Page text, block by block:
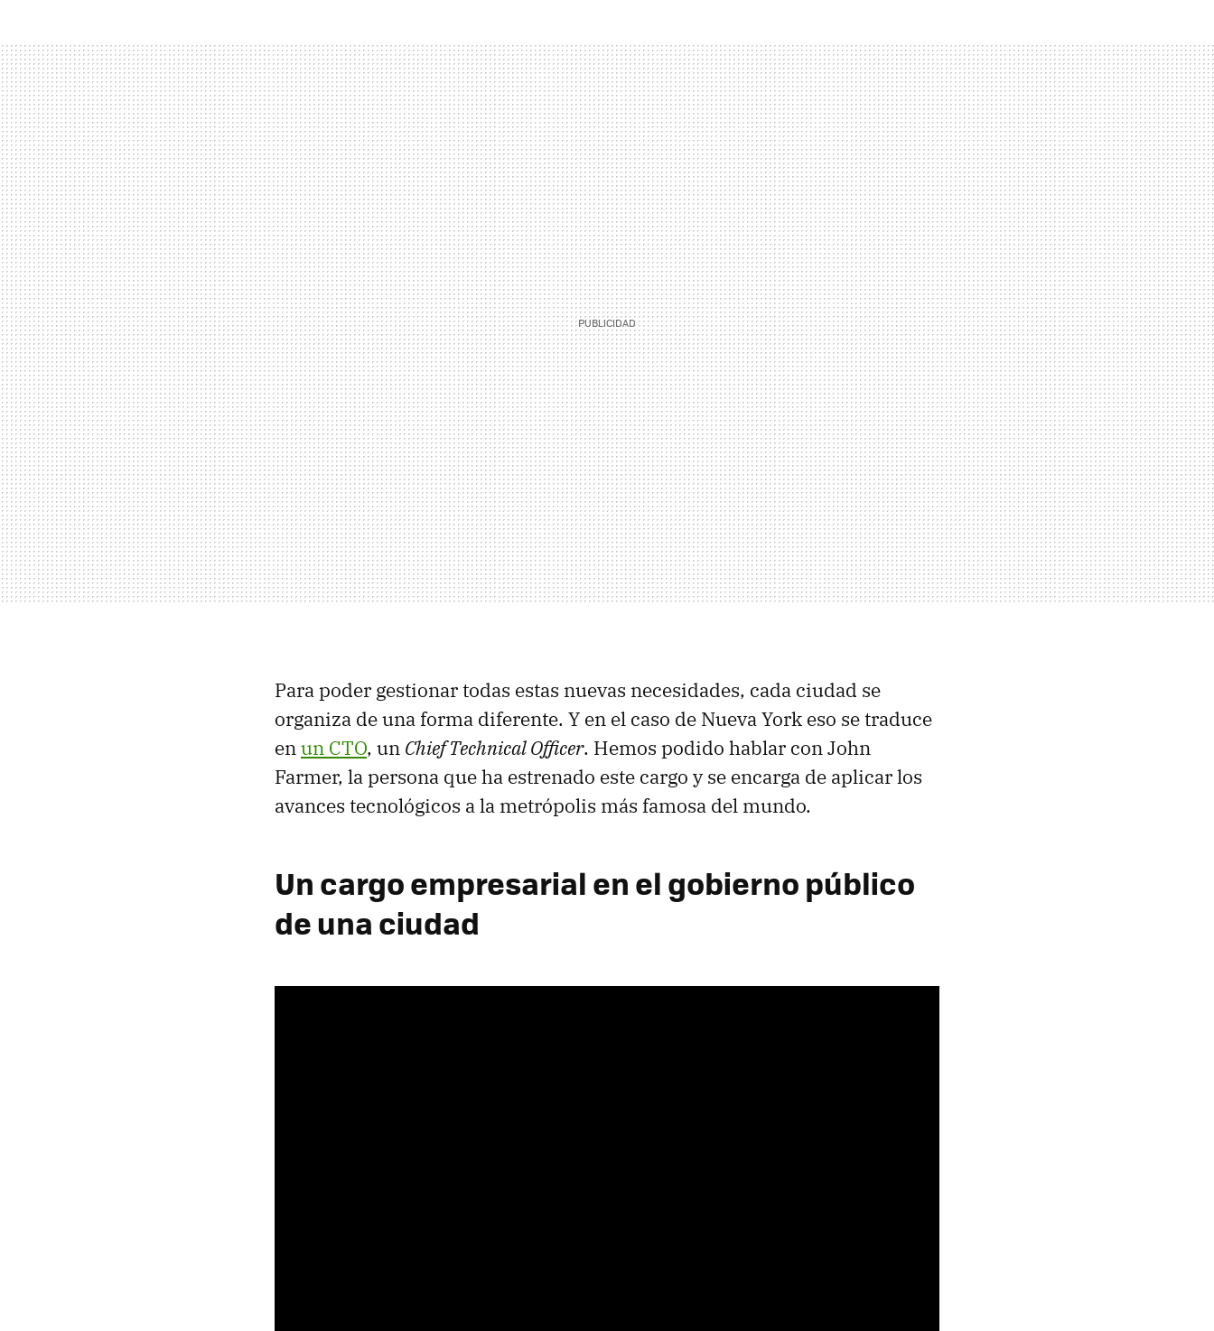
Para poder gestionar todas estas nuevas necesidades, cada ciudad se
organiza de una forma diferente. Y en el caso de Nueva York eso se traduce
enun CTO, un Chief Technical Officer. Hemos podido hablar con John
Farmer, la persona que ha estrenado este cargo y se encarga de aplicar los
avances tecnológicos a la metrópolis más famosa del mundo.
Un cargo empresarial en el gobierno público
de una ciudad